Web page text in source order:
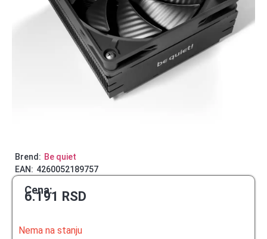
Brend: Be quiet
EAN: 4260052189757
Cena:
6.191 RSD
Nema na stanju